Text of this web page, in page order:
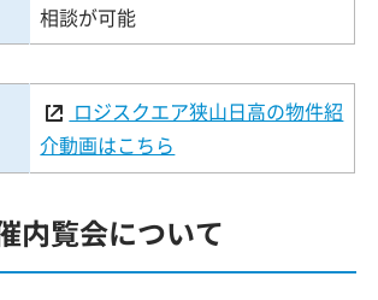
相談が可能
ロジスクエア狭山日高の物件紹
介動画はこちら
内覧会について